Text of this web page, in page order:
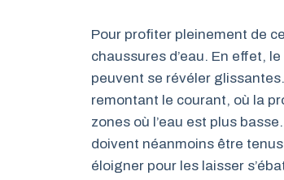
Pour profiter pleinement de
chaussures d’eau. En effet,
peuvent se révéler
remontant le courant, où la
zones où l’eau est plus
doivent néanmoins être
éloigner pour les laisser